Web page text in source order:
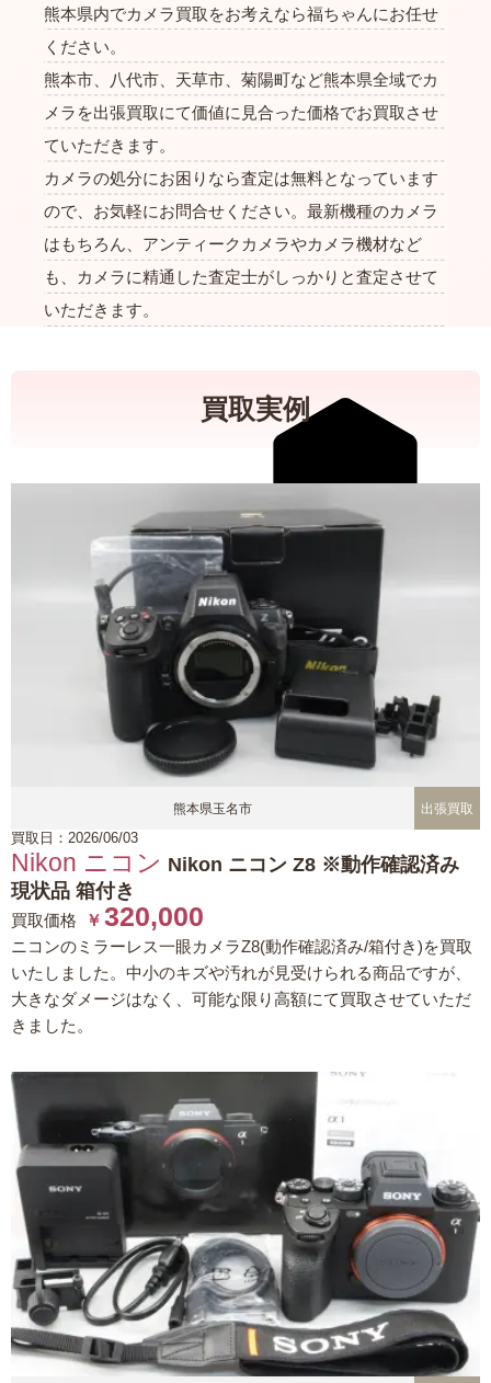
熊本県内でカメラ買取をお考えなら福ちゃんにお任せ
ください。
熊本市、八代市、天草市、菊陽町など熊本県全域でカ
メラを出張買取にて価値に見合った価格でお買取させ
ていただきます。
カメラの処分にお困りなら査定は無料となっています
ので、お気軽にお問合せください。最新機種のカメラ
はもちろん、アンティークカメラやカメラ機材など
も、カメラに精通した査定士がしっかりと査定させて
いただきます。
買取実例
熊本県玉名市 出張買取
買取日：2026/06/03
Nikon ニコン Nikon ニコン Z8 ※動作確認済み
現状品 箱付き
買取価格 ￥ 320,000
ニコンのミラーレス一眼カメラZ8(動作確認済み/箱付き)を買取
いたしました。中小のキズや汚れが見受けられる商品ですが、
大きなダメージはなく、可能な限り高額にて買取させていただ
きました。